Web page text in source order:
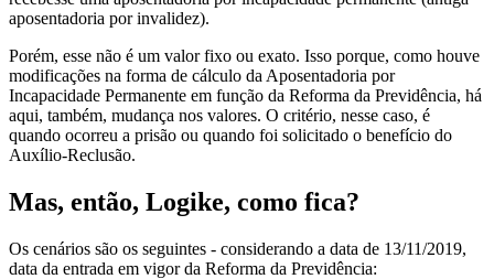
aposentadoria por invalidez).
Porém, esse não é um valor fixo ou exato. Isso porque, como houve
modificações na forma de cálculo da Aposentadoria por
Incapacidade Permanente em função da Reforma da Previdência, há
aqui, também, mudança nos valores. O critério, nesse caso, é
quando ocorreu a prisão ou quando foi solicitado o benefício do
Auxílio-Reclusão.
Mas, então, Logike, como fica?
Os cenários são os seguintes - considerando a data de 13/11/2019,
data da entrada em vigor da Reforma da Previdência: